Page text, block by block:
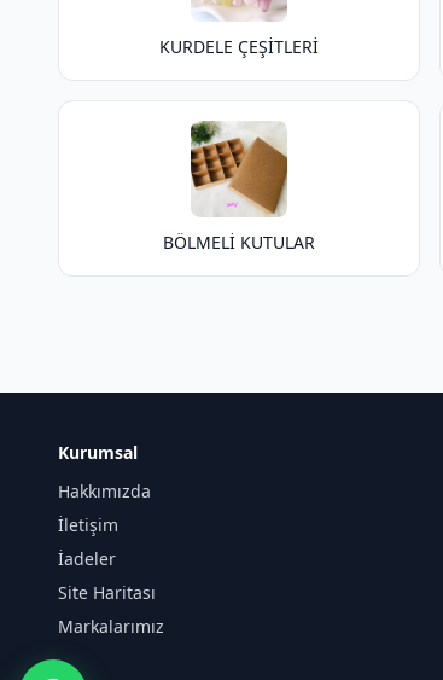
KURDELE ÇEŞİTLERİ
BÖLMELİ KUTULAR
Kurumsal
Hakkımızda
İletişim
İadeler
Site Haritası
Markalarımız